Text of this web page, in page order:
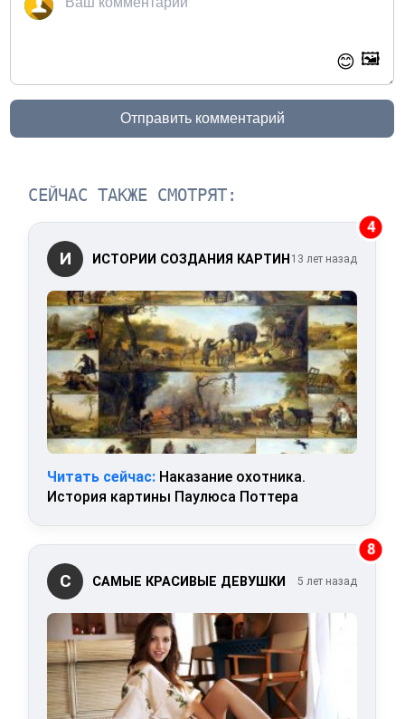
😊 🖼️
Отправить комментарий
СЕЙЧАС ТАКЖЕ СМОТРЯТ:
4
И ИСТОРИИ СОЗДАНИЯ КАРТИН 13 лет назад
Читать сейчас: Наказание охотника.
История картины Паулюса Поттера
8
С САМЫЕ КРАСИВЫЕ ДЕВУШКИ 5 лет назад